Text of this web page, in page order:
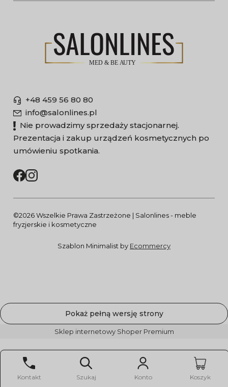
+48 459 56 80 80
info@salonlines.pl
Nie prowadzimy sprzedaży stacjonarnej.
Prezentacja i zakup urządzeń kosmetycznych po
umówieniu spotkania.
Kontakt Szukaj Konto Koszyk
©2026 Wszelkie Prawa Zastrzeżone | Salonlines - meble
fryzjerskie i kosmetyczne
Szablon Minimalist by Ecommercy
Pokaż pełną wersję strony
Sklep internetowy Shoper Premium